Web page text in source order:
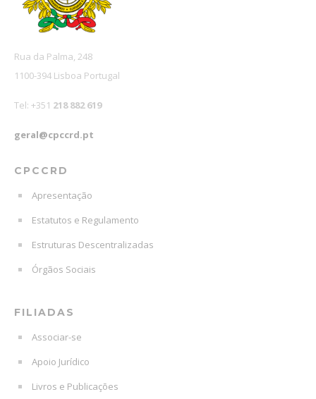
Rua da Palma, 248
1100-394 Lisboa Portugal
Tel: +351 218 882 619
geral@cpccrd.pt
CPCCRD
Apresentação
Estatutos e Regulamento
Estruturas Descentralizadas
Órgãos Sociais
FILIADAS
Associar-se
Apoio Jurídico
Livros e Publicações